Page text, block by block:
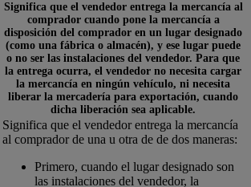
Significa que el vendedor entrega la mercancía al
comprador cuando pone la mercancía a
disposición del comprador en un lugar designado
(como una fábrica o almacén), y ese lugar puede
o no ser las instalaciones del vendedor. Para que
la entrega ocurra, el vendedor no necesita cargar
la mercancía en ningún vehículo, ni necesita
liberar la mercadería para exportación, cuando
dicha liberación sea aplicable.
Significa que el vendedor entrega la mercancía
al comprador de una u otra de de dos maneras:
Primero, cuando el lugar designado son
las instalaciones del vendedor, la